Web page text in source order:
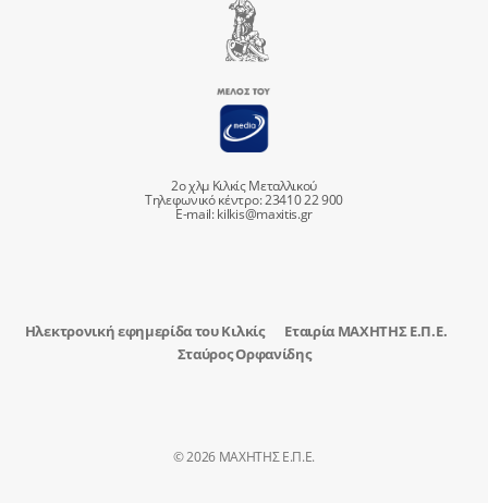
2ο χλμ Κιλκίς Μεταλλικού
Τηλεφωνικό κέντρο: 23410 22 900
E-mail:kilkis@maxitis.gr
Ηλεκτρονική εφημερίδα του Κιλκίς
Εταιρία ΜΑΧΗΤΗΣ Ε.Π.Ε.
Σταύρος Ορφανίδης
© 2026 ΜΑΧΗΤΗΣ Ε.Π.Ε.